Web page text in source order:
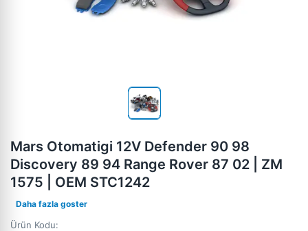
Mars Otomatigi 12V Defender 90 98
Discovery 89 94 Range Rover 87 02 | ZM
1575 | OEM STC1242
Daha fazla goster
Ürün Kodu: